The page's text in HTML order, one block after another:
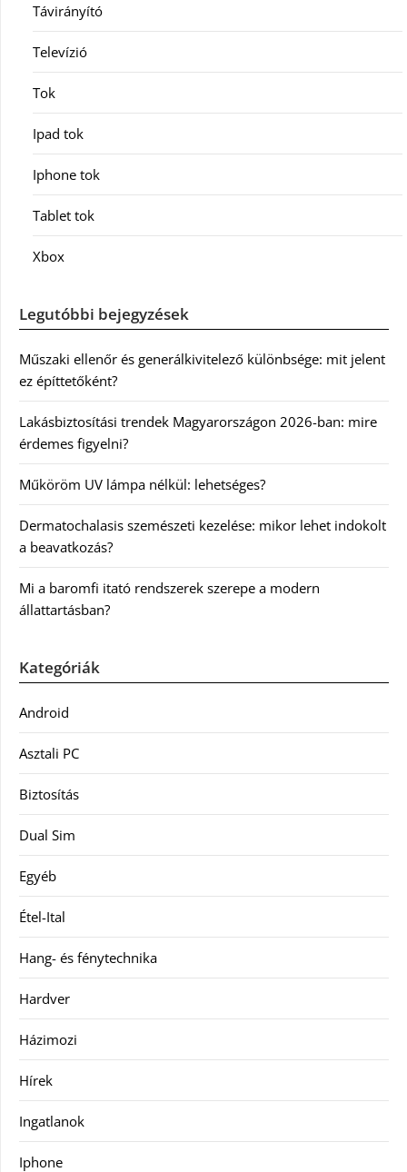
Távirányító
Televízió
Tok
Ipad tok
Iphone tok
Tablet tok
Xbox
Legutóbbi bejegyzések
Műszaki ellenőr és generálkivitelező különbsége: mit jelent
ez építtetőként?
Lakásbiztosítási trendek Magyarországon 2026-ban: mire
érdemes figyelni?
Műköröm UV lámpa nélkül: lehetséges?
Dermatochalasis szemészeti kezelése: mikor lehet indokolt
a beavatkozás?
Mi a baromfi itató rendszerek szerepe a modern
állattartásban?
Kategóriák
Android
Asztali PC
Biztosítás
Dual Sim
Egyéb
Étel-Ital
Hang- és fénytechnika
Hardver
Házimozi
Hírek
Ingatlanok
Iphone